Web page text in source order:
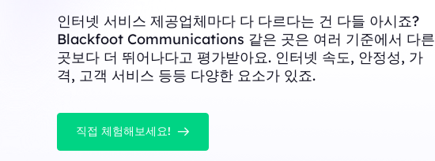
인터넷 서비스 제공업체마다 다 다르다는 건 다들 아시죠?
Blackfoot Communications 같은 곳은 여러 기준에서 다른
곳보다 더 뛰어나다고 평가받아요. 인터넷 속도, 안정성, 가
격, 고객 서비스 등등 다양한 요소가 있죠.
직접 체험해보세요!